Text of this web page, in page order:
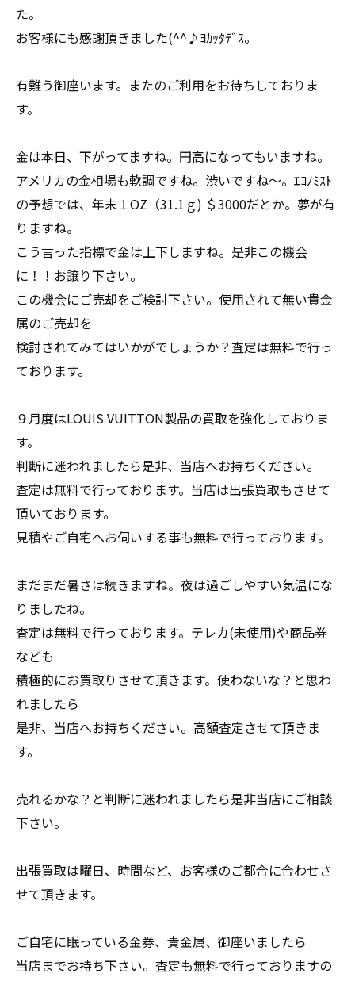
た。
お客様にも感謝頂きました(^^♪ﾖｶｯﾀﾃﾞｽ。
有難う御座います。またのご利用をお待ちしておりま
す。
金は本日、下がってますね。円高になってもいますね。
アメリカの金相場も軟調ですね。渋いですね～。ｴｺﾉﾐｽﾄ
の予想では、年末１OZ（31.1ｇ) ＄3000だとか。夢が有
りますね。
こう言った指標で金は上下しますね。是非この機会
に！！お譲り下さい。
この機会にご売却をご検討下さい。使用されて無い貴金
属のご売却を
検討されてみてはいかがでしょうか？査定は無料で行っ
ております。
９月度はLOUIS VUITTON製品の買取を強化しておりま
す。
判断に迷われましたら是非、当店へお持ちください。
査定は無料で行っております。当店は出張買取もさせて
頂いております。
見積やご自宅へお伺いする事も無料で行っております。
まだまだ暑さは続きますね。夜は過ごしやすい気温にな
りましたね。
査定は無料で行っております。テレカ(未使用)や商品券
なども
積極的にお買取りさせて頂きます。使わないな？と思わ
れましたら
是非、当店へお持ちください。高額査定させて頂きま
す。
売れるかな？と判断に迷われましたら是非当店にご相談
下さい。
出張買取は曜日、時間など、お客様のご都合に合わせさ
せて頂きます。
ご自宅に眠っている金券、貴金属、御座いましたら
当店までお持ち下さい。査定も無料で行っておりますの